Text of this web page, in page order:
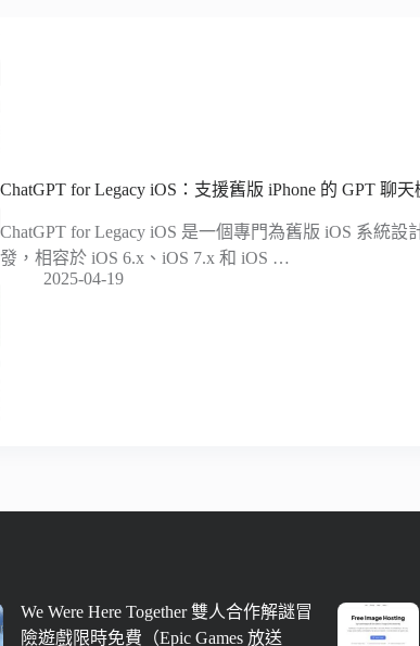
ChatGPT for Legacy iOS：支援舊版 iPhone 的 GPT 聊
ChatGPT for Legacy iOS 是一個專門為舊版 iOS 系統
發，相容於 iOS 6.x、iOS 7.x 和 iOS …
2025-04-19
We Were Here Together 雙人合作解謎冒
險遊戲限時免費（Epic Games 放送